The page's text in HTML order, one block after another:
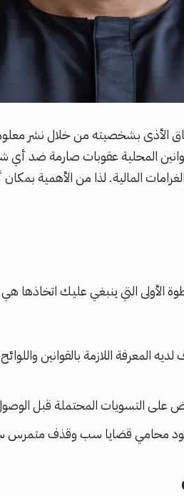
الأذى بشخصيته من خلال نشر
المحلية عقوبات صارمة ضد
المالية. لذا من
الأولى التي ينبغي عليك
المعرفة اللازمة بالقوانين
التسويات المحتملة قبل
محامي قضايا سب وقذف متمرس